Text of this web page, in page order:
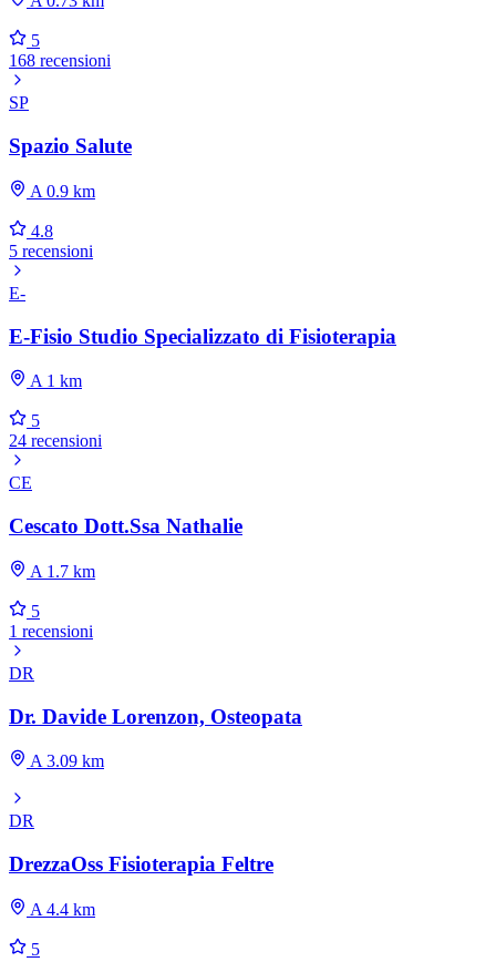
5
168 recensioni
SP
Spazio Salute
A 0.9 km
4.8
5 recensioni
E-
E-Fisio Studio Specializzato di Fisioterapia
A 1 km
5
24 recensioni
CE
Cescato Dott.Ssa Nathalie
A 1.7 km
5
1 recensioni
DR
Dr. Davide Lorenzon, Osteopata
A 3.09 km
DR
DrezzaOss Fisioterapia Feltre
A 4.4 km
5